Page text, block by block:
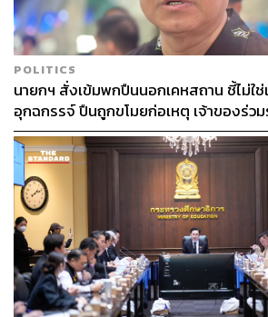
POLITICS
นายกฯ สั่งเข้มพกปืนนอกเคหสถาน ชี้ไม่ใช่
อุกฉกรรจ์ ปืนถูกขโมยก่อเหตุ เจ้าของร่ว